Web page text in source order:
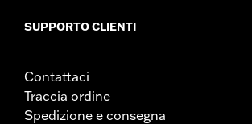
SUPPORTO CLIENTI
Contattaci
Traccia ordine
Spedizione e consegna